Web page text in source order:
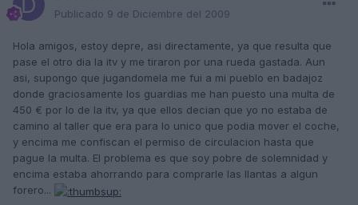
Publicado 9 de Diciembre del 2009
Hola amigos, estoy depre, asi directamente, ya que resulta que
pase el otro dia la itv y me tiraron por una rueda gastada. Aun
asi, supongo que jugandomela me fui a mi pueblo en badajoz
donde graciosamente los guardias me han puesto una multa de
450 € por lo de la itv, ya que ellos decian que yo no estaba de
camino al taller que era para lo unico que podia mover el coche,
y encima me confiscan el permiso de circulacion hasta que
pague la multa. El problema es que soy pobre de solemnidad y
encima estaba ahorrando para comprarle las llantas a algun
forero...